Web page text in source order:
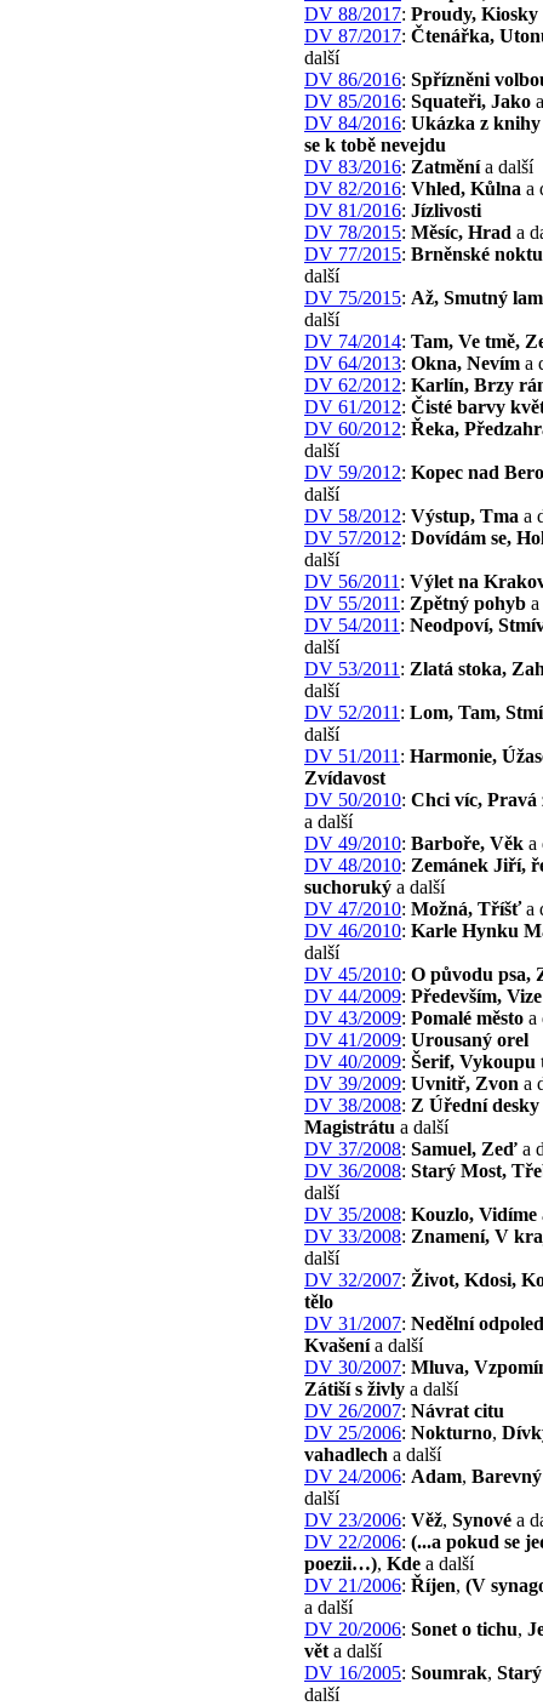
DV 88/2017: Proudy, Kiosky
DV 87/2017: Čtenářka,
další
DV 86/2016: Spřízněni
DV 85/2016: Squateři, Jako
DV 84/2016: Ukázka z
se k tobě nevejdu
DV 83/2016: Zatměnía další
DV 82/2016: Vhled, Kůlna a
DV 81/2016: Jízlivosti
DV 78/2015: Měsíc, Hrad a
DV 77/2015: Brněnské
další
DV 75/2015: Až, Smutný
další
DV 74/2014: Tam, Ve tmě,
DV 64/2013: Okna, Nevím a
DV 62/2012: Karlín, Brzy
DV 61/2012: Čisté barvy
DV 60/2012: Řeka,
další
DV 59/2012: Kopec nad
další
DV 58/2012: Výstup, Tma a
DV 57/2012: Dovídám se,
další
DV 56/2011 : Výlet na
DV 55/2011 : Zpětný pohyb
DV 54/2011 : Neodpoví,
další
DV 53/2011 : Zlatá stoka,
další
DV 52/2011 : Lom, Tam,
další
DV 51/2011 : Harmonie,
Zvídavost
DV 50/2010: Chci víc, Pravá
a další
DV 49/2010: Barboře, Věk a
DV 48/2010: Zemánek Jiří,
suchoruký a další
DV 47/2010: Možná, Tříšťa
DV 46/2010: Karle Hynku
další
DV 45/2010: O původu psa,
DV 44/2009: Především, Vize
DV 43/2009: Pomalé město a
DV 41/2009: Urousaný orel
DV 40/2009: Šerif, Vykoupu
DV 39/2009: Uvnitř, Zvon a
DV 38/2008: Z Úřední desky
Magistrátu a další
DV 37/2008: Samuel, Zeď a
DV 36/2008: Starý Most,
další
DV 35/2008: Kouzlo, Vidíme
DV 33/2008: Znamení, V
další
DV 32/2007: Život, Kdosi,
tělo
DV 31/2007: Nedělní
Kvašenía další
DV 30/2007: Mluva,
Zátiší s živly a další
DV 26/2007: Návrat citu
DV 25/2006: Nokturno,
vahadlech a další
DV 24/2006: Adam,
další
DV 23/2006: Věž, Synové a
DV 22/2006: (...a pokud se
poezii…), Kde a další
DV 21/2006: Říjen, (V
a další
DV 20/2006: Sonet o tichu,
vět a další
DV 16/2005: Soumrak,
další